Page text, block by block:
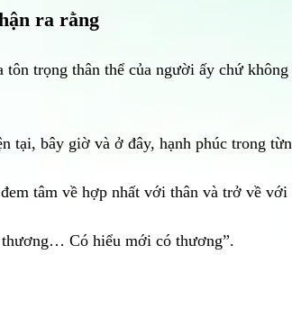
ra rằng
trọng thân thể của người ấy chứ
tại, bây giờ và ở đây, hạnh phúc trong
tâm về hợp nhất với thân và trở về
Có hiểu mới có thương”.